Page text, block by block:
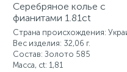
Серебряное колье с
фианитами 1.81ct
Страна происхождения:
Вес изделия: 32,06 г.
Состав: Золото 585
Масса, ct: 1,81